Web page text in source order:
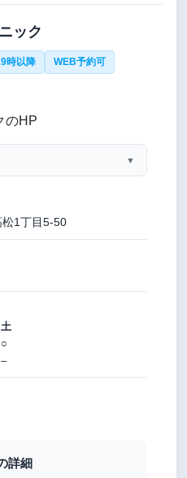
ック
時以降 WEB予約可
▼
1丁目5-50
土
○
–
詳細